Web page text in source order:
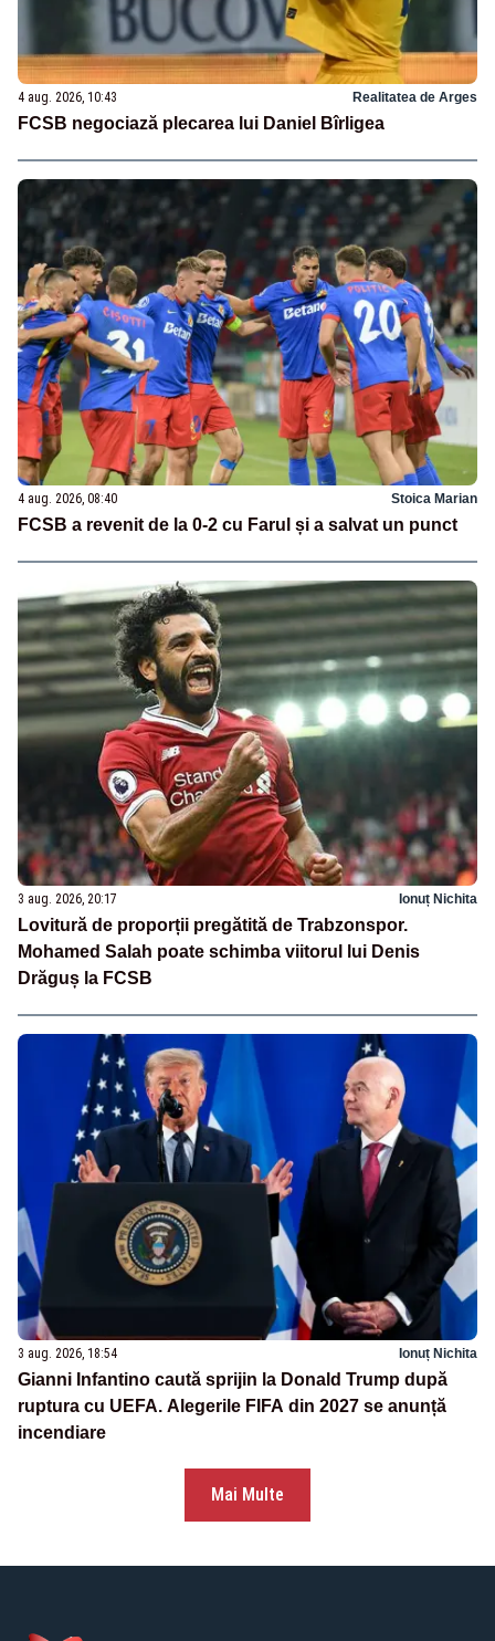
4 aug. 2026, 10:43 Realitatea de Arges
FCSB negociază plecarea lui Daniel Bîrligea
4 aug. 2026, 08:40 Stoica Marian
FCSB a revenit de la 0-2 cu Farul și a salvat un punct
3 aug. 2026, 20:17 Ionuț Nichita
Lovitură de proporții pregătită de Trabzonspor.
Mohamed Salah poate schimba viitorul lui Denis
Drăguș la FCSB
3 aug. 2026, 18:54 Ionuț Nichita
Gianni Infantino caută sprijin la Donald Trump după
ruptura cu UEFA. Alegerile FIFA din 2027 se anunță
incendiare
Mai Multe